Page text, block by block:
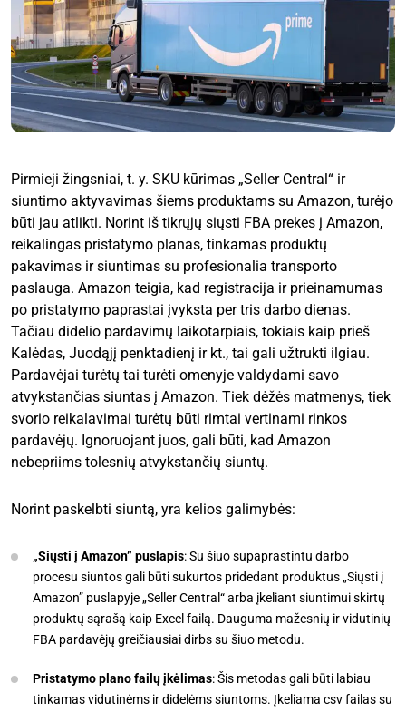
Pirmieji žingsniai, t. y. SKU kūrimas „Seller Central“ ir
siuntimo aktyvavimas šiems produktams su Amazon, turėjo
būti jau atlikti. Norint iš tikrųjų siųsti FBA prekes į Amazon,
reikalingas pristatymo planas, tinkamas produktų
pakavimas ir siuntimas su profesionalia transporto
paslauga. Amazon teigia, kad registracija ir prieinamumas
po pristatymo paprastai įvyksta per tris darbo dienas.
Tačiau didelio pardavimų laikotarpiais, tokiais kaip prieš
Kalėdas, Juodąjį penktadienį ir kt., tai gali užtrukti ilgiau.
Pardavėjai turėtų tai turėti omenyje valdydami savo
atvykstančias siuntas į Amazon. Tiek dėžės matmenys, tiek
svorio reikalavimai turėtų būti rimtai vertinami rinkos
pardavėjų. Ignoruojant juos, gali būti, kad Amazon
nebepriims tolesnių atvykstančių siuntų.
Norint paskelbti siuntą, yra kelios galimybės:
„Siųsti į Amazon” puslapis: Su šiuo supaprastintu darbo
procesu siuntos gali būti sukurtos pridedant produktus „Siųsti į
Amazon” puslapyje „Seller Central“ arba įkeliant siuntimui skirtų
produktų sąrašą kaip Excel failą. Dauguma mažesnių ir vidutinių
FBA pardavėjų greičiausiai dirbs su šiuo metodu.
Pristatymo plano failų įkėlimas: Šis metodas gali būti labiau
tinkamas vidutinėms ir didelėms siuntoms. Įkeliama csv failas su